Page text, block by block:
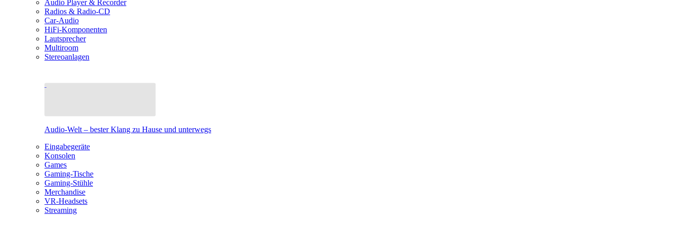
Audio Player & Recorder
Radios & Radio-CD
Car-Audio
HiFi-Komponenten
Lautsprecher
Multiroom
Stereoanlagen
Audio-Welt – bester Klang zu Hause und unterwegs
Eingabegeräte
Konsolen
Games
Gaming-Tische
Gaming-Stühle
Merchandise
VR-Headsets
Streaming